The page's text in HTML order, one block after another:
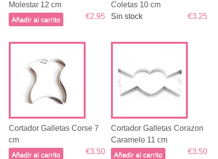
Molestar 12 cm
€2.95
Añadir al carrito
Coletas 10 cm
€3.25
Sin stock
Cortador Galletas Corse 7
cm
€3.50
Añadir al carrito
Cortador Galletas Corazon
Caramelo 11 cm
€3.50
Añadir al carrito